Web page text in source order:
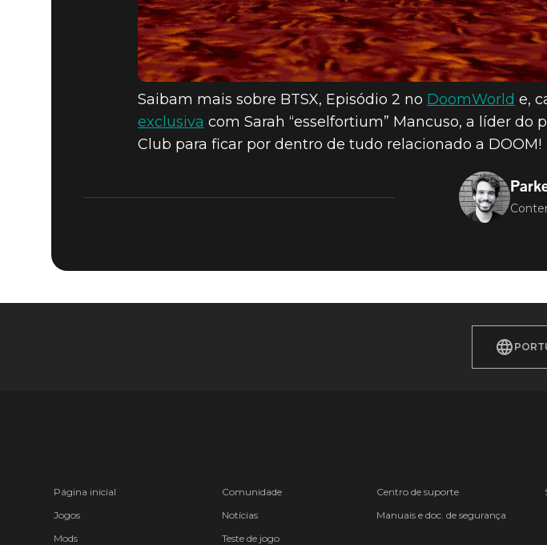
Saibam mais sobre BTSX, Episódio 2 no DoomWorld e,
exclusiva com Sarah “esselfortium” Mancuso, a líder do
Club para ficar por dentro de tudo relacionado a DOOM!
Página inicial
Jogos
Mods
Comunidade
Notícias
Teste de jogo
Centro de suporte
Manuais e doc. de segurança